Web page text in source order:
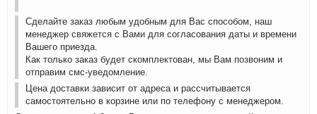
Сделайте заказ любым удобным для Вас способом, наш
менеджер свяжется с Вами для согласования даты и времени
Вашего приезда.
Как только заказ будет скомплектован, мы Вам позвоним и
отправим смс-уведомление.
Цена доставки зависит от адреса и рассчитывается
самостоятельно в корзине или по телефону с менеджером.